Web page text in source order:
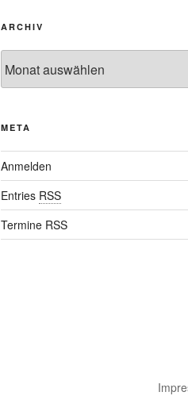
ARCHIV
META
Anmelden
Entries RSS
Termine RSS